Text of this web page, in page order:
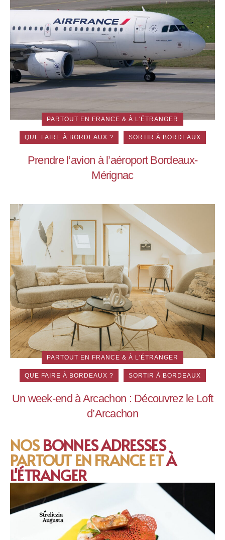
PARTOUT EN FRANCE & À L'ÉTRANGER
QUE FAIRE À BORDEAUX ? SORTIR À BORDEAUX
Prendre l’avion à l’aéroport Bordeaux-
Mérignac
PARTOUT EN FRANCE & À L'ÉTRANGER
QUE FAIRE À BORDEAUX ? SORTIR À BORDEAUX
Un week-end à Arcachon : Découvrez le Loft
d’Arcachon
NOSBONNES ADRESSES
PARTOUT EN FRANCE ETÀ
L'ÉTRANGER